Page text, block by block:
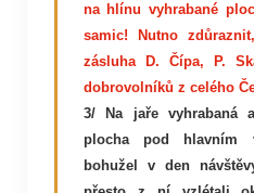
na hlínu vyhrabané
samic! Nutno
zásluha D. Čípa, P.
dobrovolníků z celého
3/ Na jaře vyhrabaná
plocha pod hlavním
bohužel v den